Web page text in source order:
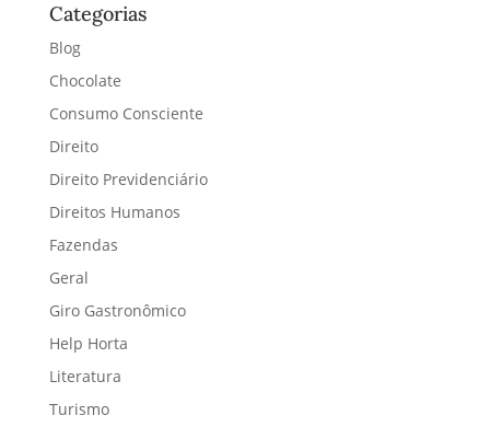
Categorias
Blog
Chocolate
Consumo Consciente
Direito
Direito Previdenciário
Direitos Humanos
Fazendas
Geral
Giro Gastronômico
Help Horta
Literatura
Turismo